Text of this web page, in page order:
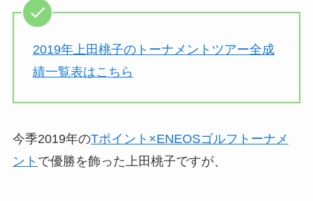
2019年上田桃子のトーナメントツアー全成
績一覧表はこちら
今季2019年のTポイント×ENEOSゴルフトーナメ
ント で優勝を飾った上田桃子ですが、